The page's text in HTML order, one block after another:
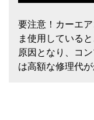
要注意！カーエ
ま使用している
原因となり、コ
は高額な修理代